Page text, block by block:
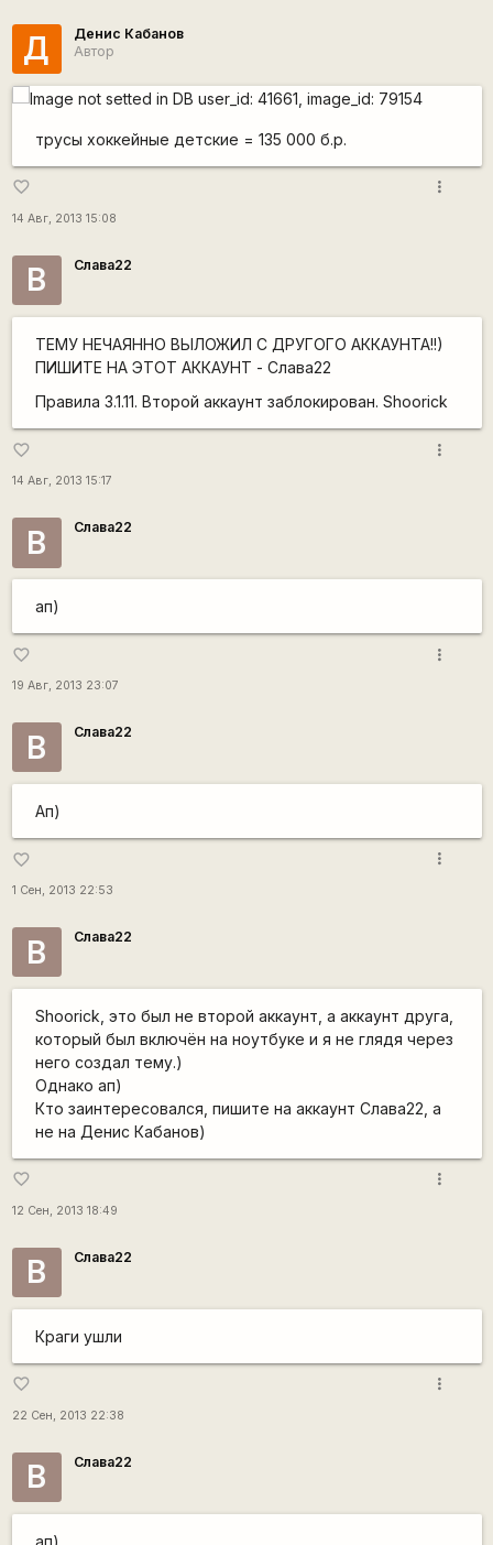
Д
Денис Кабанов
Автор
трусы хоккейные детские = 135 000 б.р.
favorite_border
14 Авг, 2013 15:08
more_vert
В Слава22
ТЕМУ НЕЧАЯННО ВЫЛОЖИЛ С ДРУГОГО АККАУНТА!!)
ПИШИТЕ НА ЭТОТ АККАУНТ - Слава22
Правила 3.1.11. Второй аккаунт заблокирован. Shoorick
favorite_border
14 Авг, 2013 15:17
more_vert
В Слава22
ап)
favorite_border
19 Авг, 2013 23:07
more_vert
В Слава22
Ап)
favorite_border
1 Сен, 2013 22:53
more_vert
В Слава22
Shoorick, это был не второй аккаунт, а аккаунт друга,
который был включён на ноутбуке и я не глядя через
него создал тему.)
Однако ап)
Кто заинтересовался, пишите на аккаунт Слава22, а
не на Денис Кабанов)
favorite_border
12 Сен, 2013 18:49
more_vert
В Слава22
Краги ушли
favorite_border
22 Сен, 2013 22:38
more_vert
В Слава22
ап)